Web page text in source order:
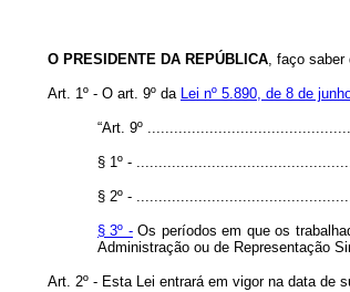
O PRESIDENTE DA REPÚBLICA, faço saber
Art. 1º - O art. 9º da Lei nº 5.890, de 8 de
“Art. 9º
§ 1º -
§ 2º -
§ 3º -Os períodos em que os
Administração ou de Representação
Art. 2º - Esta Lei entrará em vigor na data de